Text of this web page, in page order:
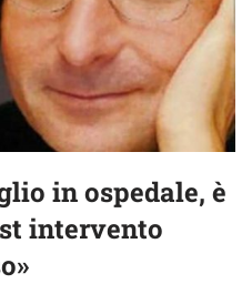
in ospedale, è
intervento